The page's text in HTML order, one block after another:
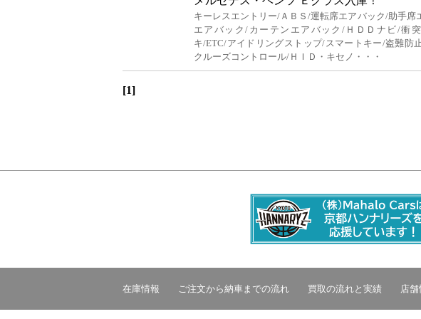
キーレスエントリー/ＡＢＳ/運転席エアバック/助手席
エアバック/カーテンエアバック/ＨＤＤナビ/衝
キ/ETC/アイドリングストップ/スマートキー/盗難防
クルーズコントロール/ＨＩＤ・キセノ・・・
[1]
在庫情報 ご注文から納車までの流れ 買取の流れと実績 店舗